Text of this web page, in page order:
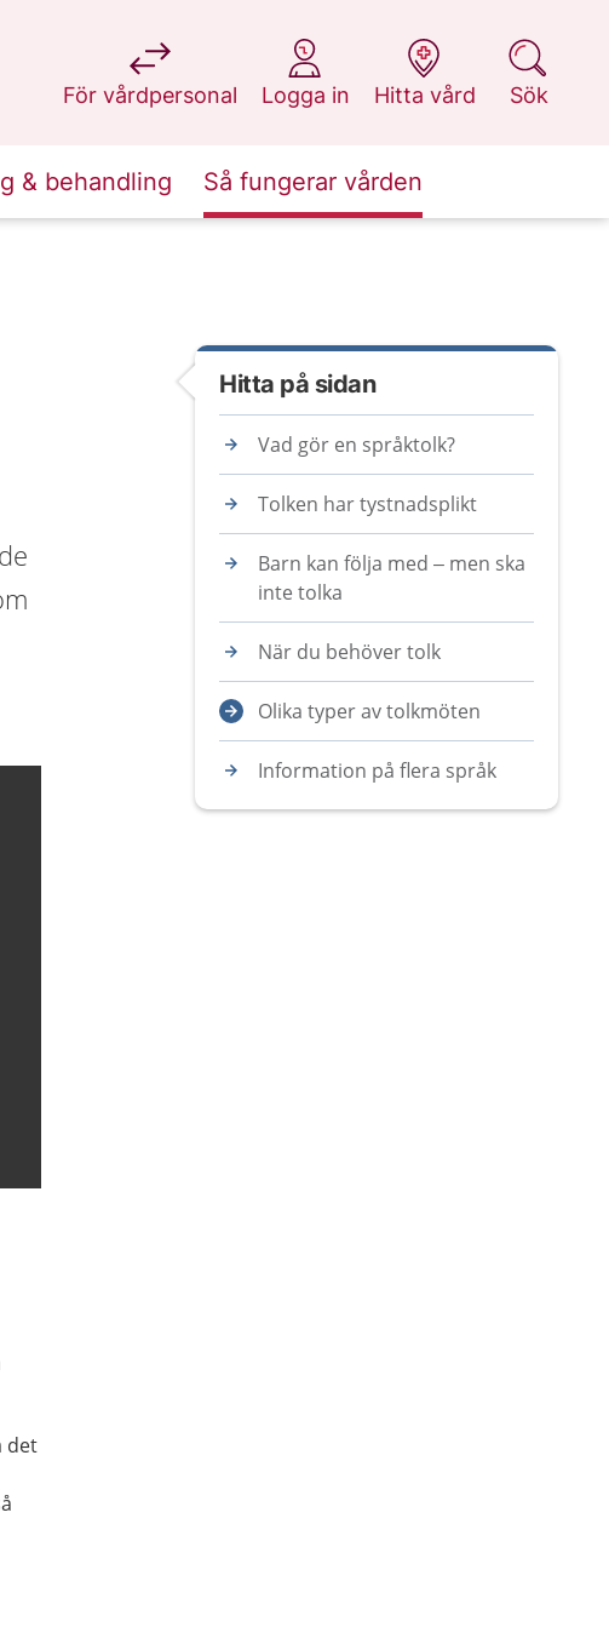
För vårdpersonal
på 1177.se
Logga in
på 1177.se
Hitta vård
på 1177.se
Sök
på 1177.se
& behandling Så fungerar vården
det
Hitta på sidan
Vad gör en språktolk?
Tolken har tystnadsplikt
Barn kan följa med – men ska
inte tolka
När du behöver tolk
Olika typer av tolkmöten
Information på flera språk